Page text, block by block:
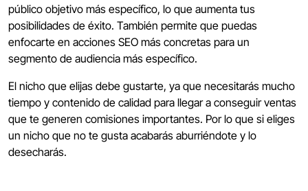
público objetivo más específico, lo que aumenta tus
posibilidades de éxito. También permite que puedas
enfocarte en acciones SEO más concretas para un
segmento de audiencia más específico.
El nicho que elijas debe gustarte, ya que necesitarás mucho
tiempo y contenido de calidad para llegar a conseguir ventas
que te generen comisiones importantes. Por lo que si eliges
un nicho que no te gusta acabarás aburriéndote y lo
desecharás.